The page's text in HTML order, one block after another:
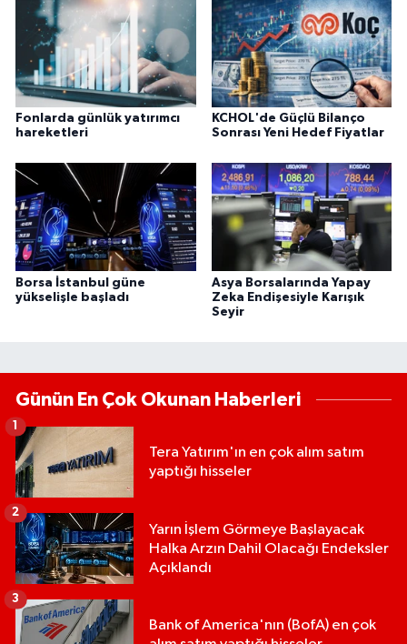
Fonlarda günlük yatırımcı
hareketleri
KCHOL'de Güçlü Bilanço
Sonrası Yeni Hedef Fiyatlar
Borsa İstanbul güne
yükselişle başladı
Asya Borsalarında Yapay
Zeka Endişesiyle Karışık
Seyir
Günün En Çok Okunan Haberleri
Tera Yatırım'ın en çok alım satım
yaptığı hisseler
Yarın İşlem Görmeye Başlayacak
Halka Arzın Dahil Olacağı Endeksler
Açıklandı
2
Bank of America'nın (BofA) en çok
3